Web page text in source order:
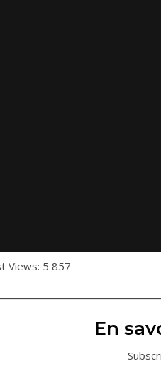
Views: 5 857
En
votre adresse e-mail…